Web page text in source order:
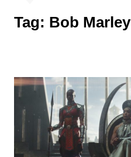
Tag: Bob Marley